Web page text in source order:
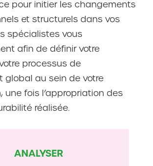
pour initier les changements
et structurels dans vos
spécialistes vous
afin de définir votre
processus de
global au sein de votre
une fois l’appropriation des
réalisée.
ANALYSER